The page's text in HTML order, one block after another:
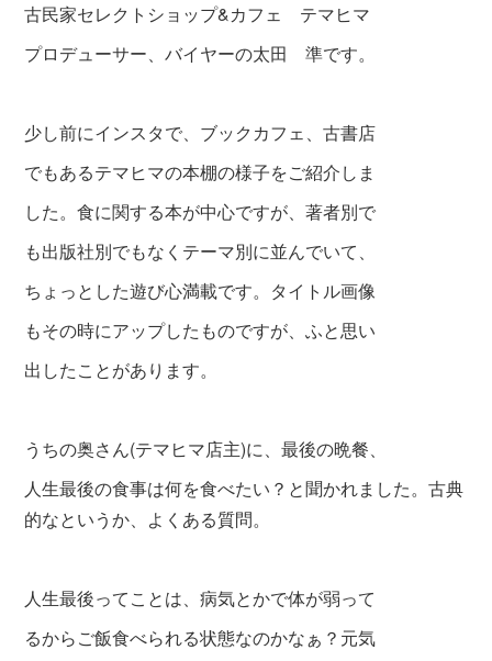
古民家セレクトショップ&カフェ テマヒマ
プロデューサー、バイヤーの太田 準です。
少し前にインスタで、ブックカフェ、古書店
でもあるテマヒマの本棚の様子をご紹介しま
した。食に関する本が中心ですが、著者別で
も出版社別でもなくテーマ別に並んでいて、
ちょっとした遊び心満載です。タイトル画像
もその時にアップしたものですが、ふと思い
出したことがあります。
うちの奥さん(テマヒマ店主)に、最後の晩餐、
人生最後の食事は何を食べたい？と聞かれました。古典
的なというか、よくある質問。
人生最後ってことは、病気とかで体が弱って
るからご飯食べられる状態なのかなぁ？元気